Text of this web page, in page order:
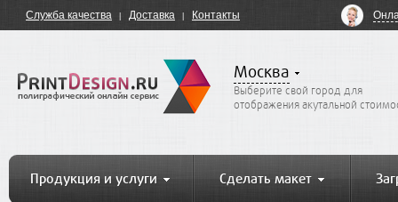
Служба качества Доставка Контакты
Москва
Выберите свой город для
отображения акутальной
Продукция и услуги Сделать макет